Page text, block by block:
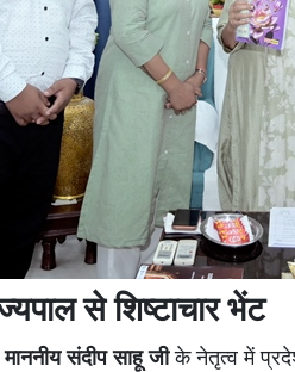
से शिष्टाचार भेंट
माननीय संदीप साहू जीके नेतृत्व में